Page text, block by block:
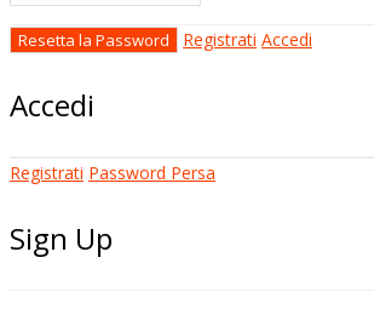
Registrati Accedi
Accedi
Registrati Password Persa
Sign Up